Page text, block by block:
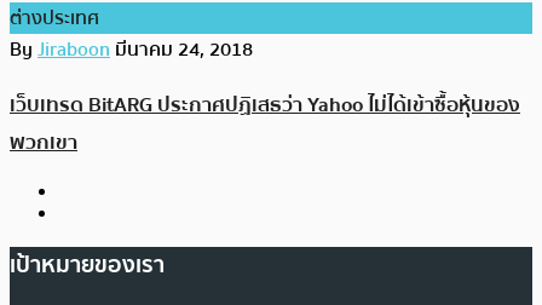
ต่างประเทศ
ByJiraboonมีนาคม 24, 2018
เว็บเทรด BitARG ประกาศปฏิเสธว่า Yahoo ไม่ได้เข้าซื้อหุ้นของ
พวกเขา
เป้าหมายของเรา